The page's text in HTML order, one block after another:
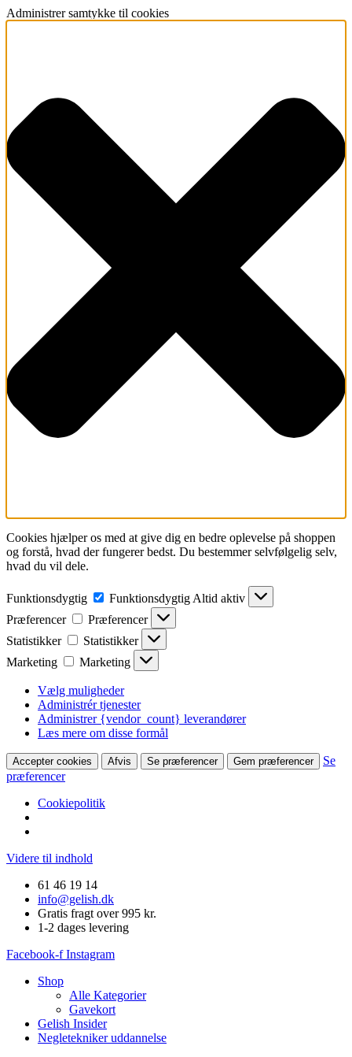
Administrer samtykke til cookies
Cookies hjælper os med at give dig en bedre oplevelse på shoppen
og forstå, hvad der fungerer bedst. Du bestemmer selvfølgelig selv,
hvad du vil dele.
Funktionsdygtig Funktionsdygtig Altid aktiv
Præferencer
Præferencer
Statistikker
Statistikker
Marketing
Marketing
Vælg muligheder
Administrér tjenester
Administrer {vendor_count} leverandører
Læs mere om disse formål
Accepter cookies Afvis Se præferencer Gem præferencer
Se
præferencer
Cookiepolitik
Videre til indhold
61 46 19 14
info@gelish.dk
Gratis fragt over 995 kr.
1-2 dages levering
Facebook-f Instagram
Shop
Alle Kategorier
Gavekort
Gelish Insider
Negletekniker uddannelse